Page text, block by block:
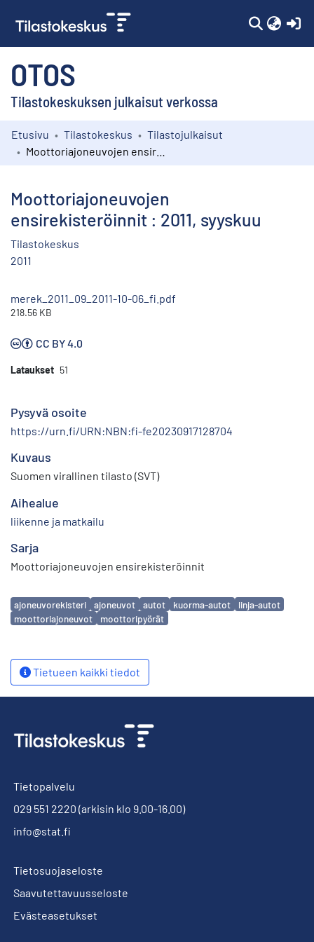
OTOS
Tilastokeskuksen julkaisut verkossa
Kokoelmat
Etusivu Tilastokeskus
Tilastojulkaisut
Moottoriajoneuvojen
ensirekisteröinnit : 2011, syyskuu
Tilastokeskus
2011
merek_2011_09_2011-10-06_fi.pdf
218.56 KB
CC BY 4.0
Lataukset 51
Pysyvä osoite
https://urn.fi/URN:NBN:fi-fe20230917128704
Kuvaus
Suomen virallinen tilasto (SVT)
Aihealue
liikenne ja matkailu
Sarja
Moottoriajoneuvojen ensirekisteröinnit
Avainsanat
ajoneuvorekisteri ajoneuvot autot kuorma-autot
linja-autot
moottoriajoneuvot
moottoripyörät
Tietueen kaikki tiedot
Tietopalvelu
029 551 2220 (arkisin klo 9.00-16.00)
info@stat.fi
Tietosuojaseloste
Saavutettavuusseloste
Evästeasetukset